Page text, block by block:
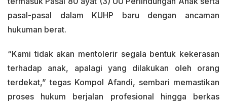
pasal-pasal dalam KUHP baru dengan ancaman
hukuman berat.
“Kami tidak akan mentolerir segala bentuk kekerasan
terhadap anak, apalagi yang dilakukan oleh orang
terdekat,” tegas Kompol Afandi, sembari memastikan
proses hukum berjalan profesional hingga berkas